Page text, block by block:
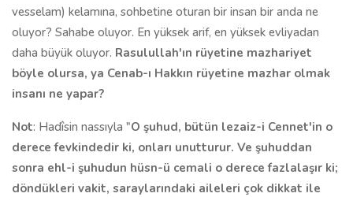
vesselam) kelamına, sohbetine oturan bir insan bir anda ne
oluyor? Sahabe oluyor. En yüksek arif, en yüksek evliyadan
daha büyük oluyor. Rasulullah'ın rüyetine mazhariyet
böyle olursa, ya Cenab-ı Hakkın rüyetine mazhar olmak
insanı ne yapar?
Not: Hadîsin nassıyla "O şuhud, bütün lezaiz-i Cennet'in o
derece fevkindedir ki, onları unutturur. Ve şuhuddan
sonra ehl-i şuhudun hüsn-ü cemali o derece fazlalaşır ki;
döndükleri vakit, saraylarındaki aileleri çok dikkat ile